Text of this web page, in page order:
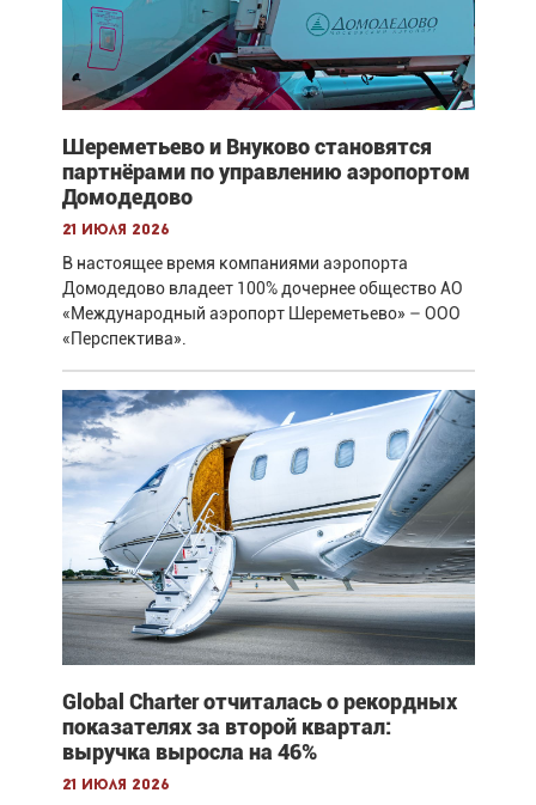
Шереметьево и Внуково становятся
партнёрами по управлению аэропортом
Домодедово
21 июля 2026
В настоящее время компаниями аэропорта
Домодедово владеет 100% дочернее общество АО
«Международный аэропорт Шереметьево» – ООО
«Перспектива».
Global Charter отчиталась о рекордных
показателях за второй квартал:
выручка выросла на 46%
21 июля 2026